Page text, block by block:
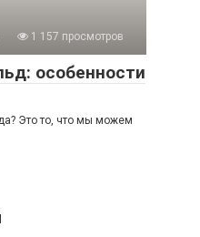
1 157 просмотров
особенности
Это то, что мы можем